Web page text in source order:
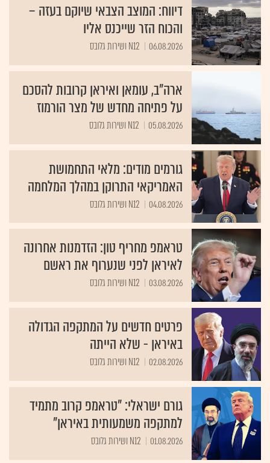
דיווח: המוצב הצבאי שיוקם בעזה –
והכוח הזר שייכנס אליו
06.08.2026 N12 ושירות גלובס
ארה"ב, עומאן ואיראן קרובות להסכם
על פתיחה מחדש של מצר הורמוז
05.08.2026 N12 ושירות גלובס
גורמים מודים: מלאי התחמושת
האמריקאי התרוקן במהלך המלחמה
04.08.2026 N12 ושירות גלובס
טראמפ מחריף טון: הזדמנות אחרונה
לאיראן לפני שנערוף את ראשם
03.08.2026 N12 ושירות גלובס
פרטים חדשים על המתקפה הגדולה
באיראן - שלא הייתה
02.08.2026 N12 ושירות גלובס
גורם ישראלי: "טראמפ קרוב מתמיד
למתקפה משמעותית באיראן"
01.08.2026 N12 ושירות גלובס